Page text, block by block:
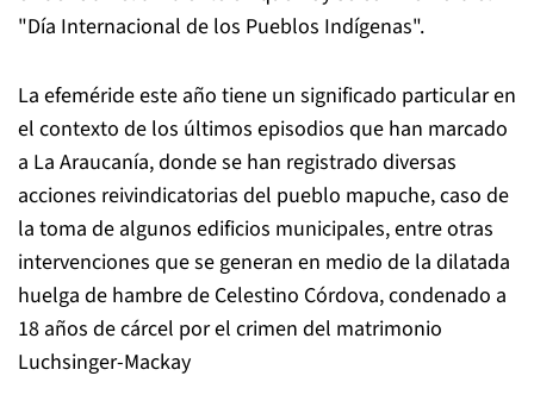
"Día Internacional de los Pueblos Indígenas".
La efeméride este año tiene un significado particular en
el contexto de los últimos episodios que han marcado
a La Araucanía, donde se han registrado diversas
acciones reivindicatorias del pueblo mapuche, caso de
la toma de algunos edificios municipales, entre otras
intervenciones que se generan en medio de la dilatada
huelga de hambre de Celestino Córdova, condenado a
18 años de cárcel por el crimen del matrimonio
Luchsinger-Mackay